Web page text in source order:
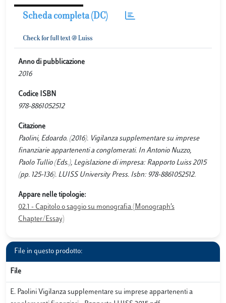
Scheda completa (DC)
Anno di pubblicazione
2016
Codice ISBN
978-8861052512
Citazione
Paolini, Edoardo. (2016). Vigilanza supplementare su imprese
finanziarie appartenenti a conglomerati. In Antonio Nuzzo,
Paolo Tullio (Eds.), Legislazione di impresa: Rapporto Luiss 2015
(pp. 125-136). LUISS University Press. Isbn: 978-8861052512.
Appare nelle tipologie:
02.1 - Capitolo o saggio su monografia (Monograph’s
Chapter/Essay)
File in questo prodotto:
File
E. Paolini Vigilanza supplementare su imprese appartenenti a